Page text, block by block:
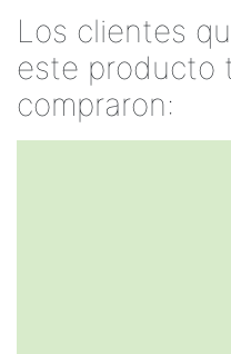
Los clientes
este producto
compraron: